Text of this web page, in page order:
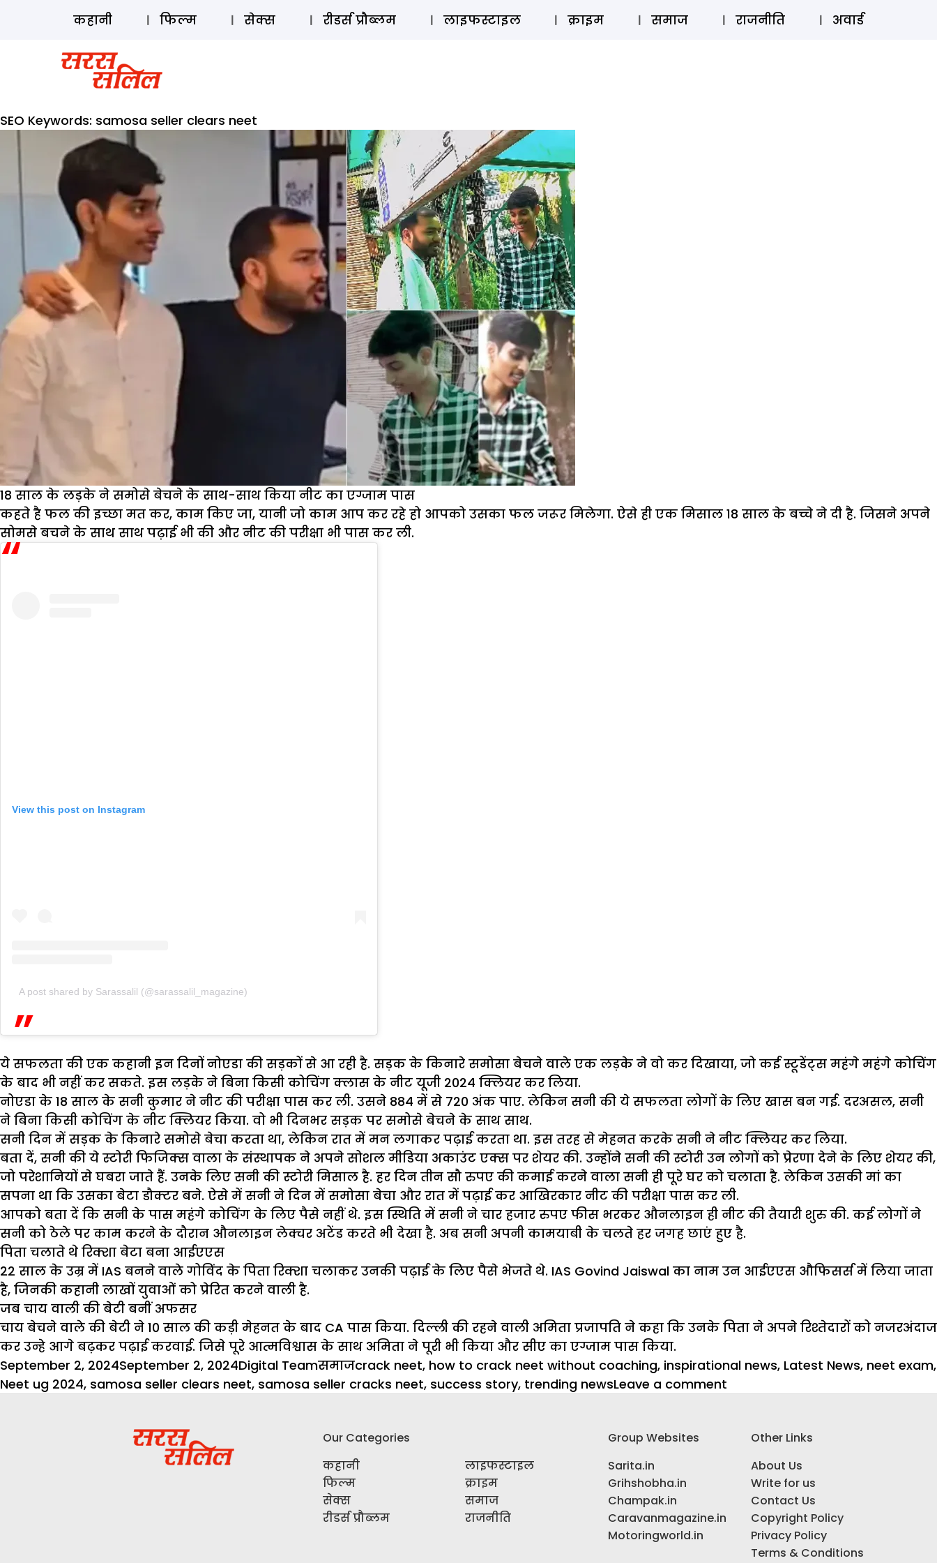
ऑडियो स्टोरी लॉग इन ⚲ SUBSCRIBE
कहानी फिल्म सेक्स रीडर्स प्रौब्लम लाइफस्टाइल क्राइम समाज राजनीति अवार्ड
SEO Keywords: samosa seller clears neet
18 साल के लड़के ने समोसे बेचने के साथ-साथ किया नीट का एग्जाम पास
कहते है फल की इच्छा मत कर, काम किए जा, यानी जो काम आप कर रहे हो आपको उसका फल जरूर मिलेगा. ऐसे ही एक मिसाल 18 साल के बच्चे ने दी है. जिसने अपने
सोमसे बचने के साथ साथ पढ़ाई भी की और नीट की परीक्षा भी पास कर ली.
View this post on Instagram
A post shared by Sarassalil (@sarassalil_magazine)
ये सफलता की एक कहानी इन दिनों नोएडा की सड़कों से आ रही है. सड़क के किनारे समोसा बेचने वाले एक लड़के ने वो कर दिखाया, जो कई स्टूडेंट्स महंगे महंगे कोचिंग
के बाद भी नहीं कर सकते. इस लड़के ने बिना किसी कोचिंग क्लास के नीट यूजी 2024 क्लियर कर लिया.
नोएडा के 18 साल के सनी कुमार ने नीट की परीक्षा पास कर ली. उसने 884 में से 720 अंक पाए. लेकिन सनी की ये सफलता लोगों के लिए खास बन गई. दरअसल, सनी
ने बिना किसी कोचिंग के नीट क्लियर किया. वो भी दिनभर सड़क पर समोसे बेचने के साथ साथ.
सनी दिन में सड़क के किनारे समोसे बेचा करता था, लेकिन रात में मन लगाकर पढ़ाई करता था. इस तरह से मेहनत करके सनी ने नीट क्लियर कर लिया.
बता दें, सनी की ये स्टोरी फिजिक्स वाला के संस्थापक ने अपने सोशल मीडिया अकाउंट एक्स पर शेयर की. उन्होंने सनी की स्टोरी उन लोगों को प्रेरणा देने के लिए शेयर की,
जो परेशानियों से घबरा जाते हैं. उनके लिए सनी की स्टोरी मिसाल है. हर दिन तीन सौ रुपए की कमाई करने वाला सनी ही पूरे घर को चलाता है. लेकिन उसकी मां का
सपना था कि उसका बेटा डौक्टर बने. ऐसे में सनी ने दिन में समोसा बेचा और रात में पढ़ाई कर आखिरकार नीट की परीक्षा पास कर ली.
आपको बता दें कि सनी के पास महंगे कोचिंग के लिए पैसे नहीं थे. इस स्थिति में सनी ने चार हजार रुपए फीस भरकर औनलाइन ही नीट की तैयारी शुरु की. कई लोगों ने
सनी को ठेले पर काम करने के दौरान औनलाइन लेक्चर अटेंड करते भी देखा है. अब सनी अपनी कामयाबी के चलते हर जगह छाएं हुए है.
पिता चलाते थे रिक्शा बेटा बना आईएएस
22 साल के उम्र में IAS बनने वाले गोविंद के पिता रिक्शा चलाकर उनकी पढ़ाई के लिए पैसे भेजते थे. IAS Govind Jaiswal का नाम उन आईएएस औफिसर्स में लिया जाता
है, जिनकी कहानी लाखों युवाओं को प्रेरित करने वाली है.
जब चाय वाली की बेटी बनीं अफसर
चाय बेचने वाले की बेटी ने 10 साल की कड़ी मेहनत के बाद CA पास किया. दिल्ली की रहने वाली अमिता प्रजापति ने कहा कि उनके पिता ने अपने रिश्तेदारों को नजरअंदाज
कर उन्हे आगे बढ़कर पढ़ाई करवाई. जिसे पूरे आत्मविश्वास के साथ अमिता ने पूरी भी किया और सीए का एग्जाम पास किया.
Posted
on
September 2, 2024September 2, 2024Author
Digital TeamCategories
समाजTags
crack neet, how to crack neet without coaching, inspirational news, Latest News, neet exam,
Neet ug 2024, samosa seller clears neet, samosa seller cracks neet, success story, trending newsLeave a comment
लड़के
समोसे
बेचने
साथ-
Our Categories
कहानी
फिल्म
सेक्स
रीडर्स प्रौब्लम
लाइफस्टाइल
क्राइम
समाज
राजनीति
Group Websites
Sarita.in
Grihshobha.in
Champak.in
Caravanmagazine.in
Motoringworld.in
Other Links
About Us
Write for us
Contact Us
Copyright Policy
Privacy Policy
Terms & Conditions